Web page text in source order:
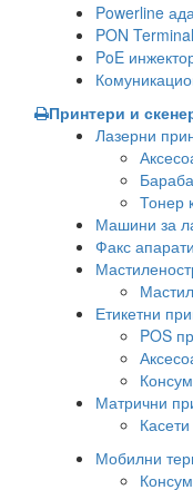
Powerline
PON Terminal
PoE
Принтери и
Лазерни
Тонер
Машини за
Факс апарати
Етикетни
POS
Матрични
Мобилни